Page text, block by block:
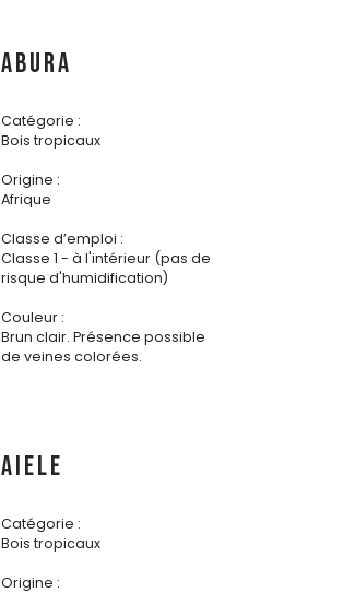
ABURA
Catégorie :
Bois tropicaux
Origine :
Afrique
Classe d’emploi :
Classe 1 - à l'intérieur (pas de
risque d'humidification)
Couleur :
Brun clair. Présence possible
de veines colorées.
AIELE
Catégorie :
Bois tropicaux
Origine :